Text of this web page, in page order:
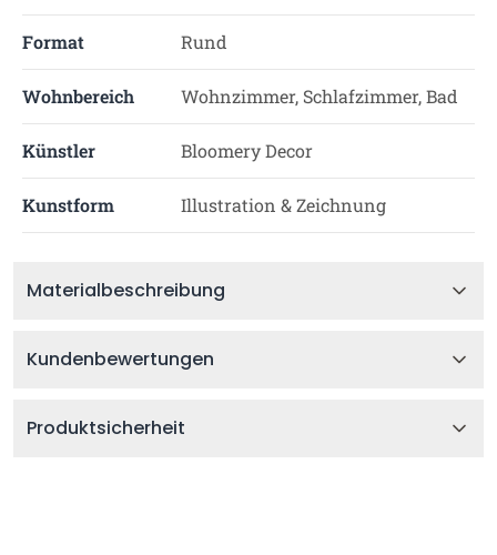
Format Rund
Wohnbereich Wohnzimmer, Schlafzimmer, Bad
Künstler Bloomery Decor
Kunstform Illustration & Zeichnung
Materialbeschreibung
Kundenbewertungen
Produktsicherheit